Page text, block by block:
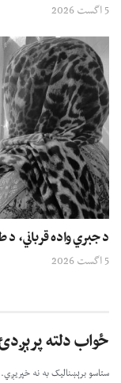
5 اگست 2026
د جبري واده قرباني،
5 اگست 2026
ځواب دلته
ستاسو برېښناليک به نه خپريږي.